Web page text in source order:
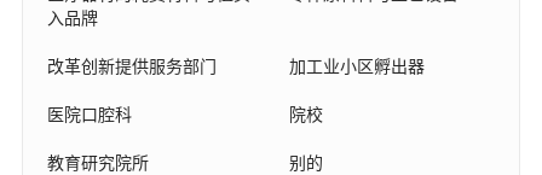
入品牌
改革创新提供服务部门
加工业小区孵出器
医院口腔科
院校
教育研究院所
别的